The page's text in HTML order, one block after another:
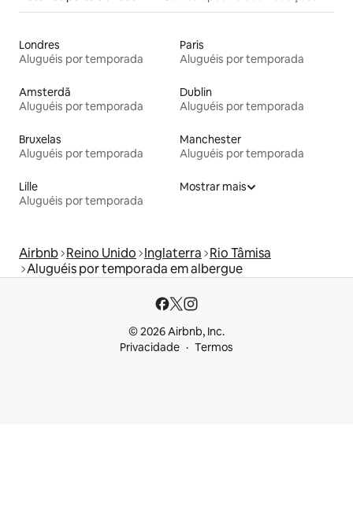
Londres
Aluguéis por temporada
Paris
Aluguéis por temporada
Amsterdã
Aluguéis por temporada
Dublin
Aluguéis por temporada
Bruxelas
Aluguéis por temporada
Manchester
Aluguéis por temporada
Lille
Aluguéis por temporada
Mostrar mais
Airbnb Reino Unido Inglaterra Rio Tâmisa
Aluguéis por temporada em albergue
© 2026 Airbnb, Inc.
Privacidade
Termos